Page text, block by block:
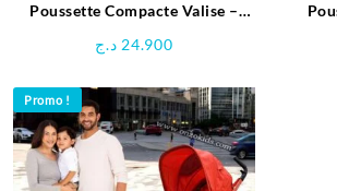
Poussette Compacte Valise –
24.900 د.ج
Promo !